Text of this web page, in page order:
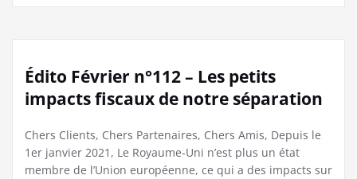
Édito Février n°112 – Les petits
impacts fiscaux de notre séparation
Chers Clients, Chers Partenaires, Chers Amis, Depuis le
1er janvier 2021, Le Royaume-Uni n’est plus un état
membre de l’Union européenne, ce qui a des impacts sur